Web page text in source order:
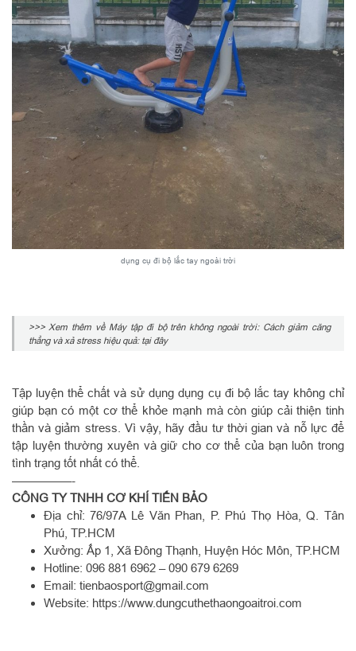
dụng cụ đi bộ lắc tay ngoài trời
>>> Xem thêm về Máy tập đi bộ trên không ngoài trời: Cách giảm căng
thẳng và xả stress hiệu quả: tại đây
Tập luyện thể chất và sử dụng dụng cụ đi bộ lắc tay không chỉ
giúp bạn có một cơ thể khỏe mạnh mà còn giúp cải thiện tinh
thần và giảm stress. Vì vậy, hãy đầu tư thời gian và nỗ lực để
tập luyện thường xuyên và giữ cho cơ thể của bạn luôn trong
tình trạng tốt nhất có thể.
—————-
CÔNG TY TNHH CƠ KHÍ TIẾN BẢO
Địa chỉ: 76/97A Lê Văn Phan, P. Phú Thọ Hòa, Q. Tân
Phú, TP.HCM
Xưởng: Ấp 1, Xã Đông Thạnh, Huyện Hóc Môn, TP.HCM
Hotline: 096 881 6962 – 090 679 6269
Email: tienbaosport@gmail.com
Website: https://www.dungcuthethaongoaitroi.com